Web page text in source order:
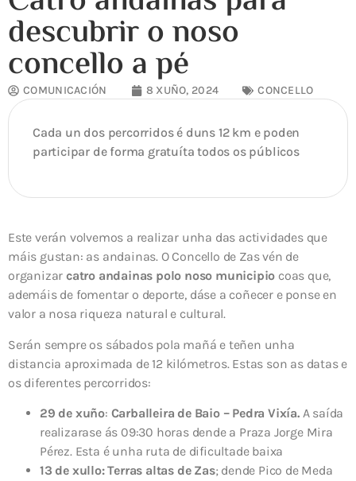
descubrir o noso
concello a pé
COMUNICACIÓN 8 XUÑO, 2024 CONCELLO
Cada un dos percorridos é duns 12 km e poden
participar de forma gratuíta todos os públicos
Este verán volvemos a realizar unha das actividades que
máis gustan: as andainas. O Concello de Zas vén de
organizar catro andainas polo noso municipio coas que,
ademáis de fomentar o deporte, dáse a coñecer e ponse en
valor a nosa riqueza natural e cultural.
Serán sempre os sábados pola mañá e teñen unha
distancia aproximada de 12 kilómetros. Estas son as datas e
os diferentes percorridos:
29 de xuño: Carballeira de Baio – Pedra Vixía.A saída
realizarase ás 09:30 horas dende a Praza Jorge Mira
Pérez. Esta é unha ruta de dificultade baixa
13 de xullo: Terras altas de Zas; dende Pico de Meda